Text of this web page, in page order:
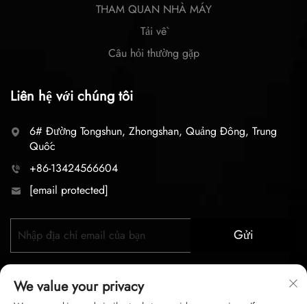
THAM QUAN NHÀ MÁY
Tải về
Câu hỏi thường gặp
Liên hệ với chúng tôi
6# Đường Tongshun, Zhongshan, Quảng Đông, Trung
Quốc
+86-13424566604
[email protected]
Gửi
We value your privacy